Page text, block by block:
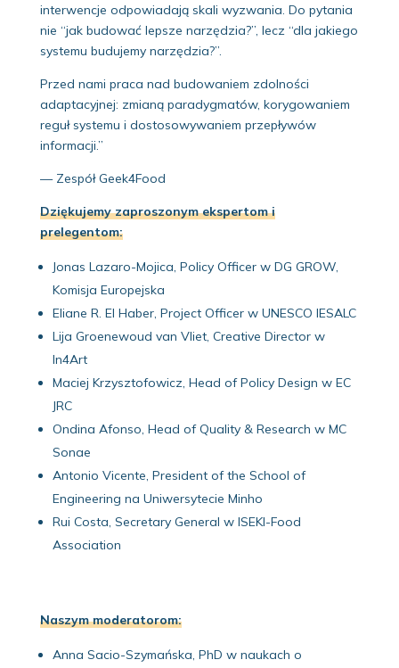
interwencje odpowiadają skali wyzwania. Do pytania
nie “jak budować lepsze narzędzia?”, lecz “dla jakiego
systemu budujemy narzędzia?”.
Przed nami praca nad budowaniem zdolności
adaptacyjnej: zmianą paradygmatów, korygowaniem
reguł systemu i dostosowywaniem przepływów
informacji.”
— Zespół Geek4Food
Dziękujemy zaproszonym ekspertom i
prelegentom:
Jonas Lazaro-Mojica, Policy Officer w DG GROW,
Komisja Europejska
Eliane R. El Haber, Project Officer w UNESCO IESALC
Lija Groenewoud van Vliet, Creative Director w
In4Art
Maciej Krzysztofowicz, Head of Policy Design w EC
JRC
Ondina Afonso, Head of Quality & Research w MC
Sonae
Antonio Vicente, President of the School of
Engineering na Uniwersytecie Minho
Rui Costa, Secretary General w ISEKI-Food
Association
Naszym moderatorom:
Anna Sacio-Szymańska, PhD w naukach o